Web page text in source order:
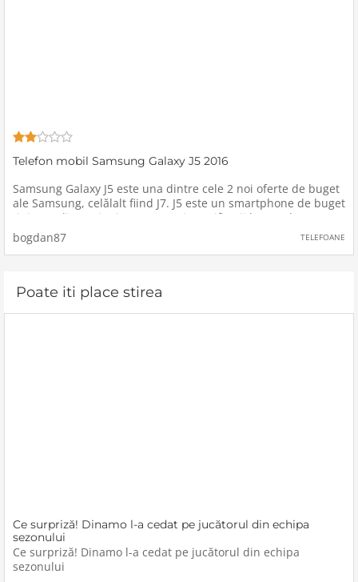
Telefon mobil Samsung Galaxy J5 2016
Samsung Galaxy J5 este una dintre cele 2 noi oferte de buget
ale Samsung, celălalt fiind J7. J5 este un smartphone de buget
tipic, cu dimensiuni compacte și specificații low-end. Un
telefon solid, cu un display bun, performanță bună, cu o
bogdan87 TELEFOANE
Poate iti place stirea
Ce surpriză! Dinamo l-a cedat pe jucătorul din echipa
sezonului
Ce surpriză! Dinamo l-a cedat pe jucătorul din echipa
sezonului